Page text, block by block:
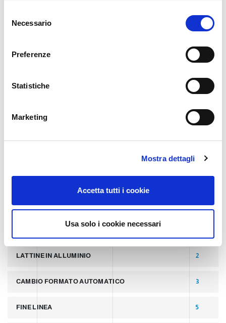
o
Necessario
Preferenze
Statistiche
Marketing
Mostra dettagli
Accetta tutti i cookie
Usa solo i cookie necessari
CLEVERTECH WORLD
MARKET INSIGHT
TAGS
LATTINE 2
PALLETTIZZATORI PER COPERCHI 2
LATTINE IN ALLUMINIO 2
CAMBIO FORMATO AUTOMATICO 3
FINE LINEA 5